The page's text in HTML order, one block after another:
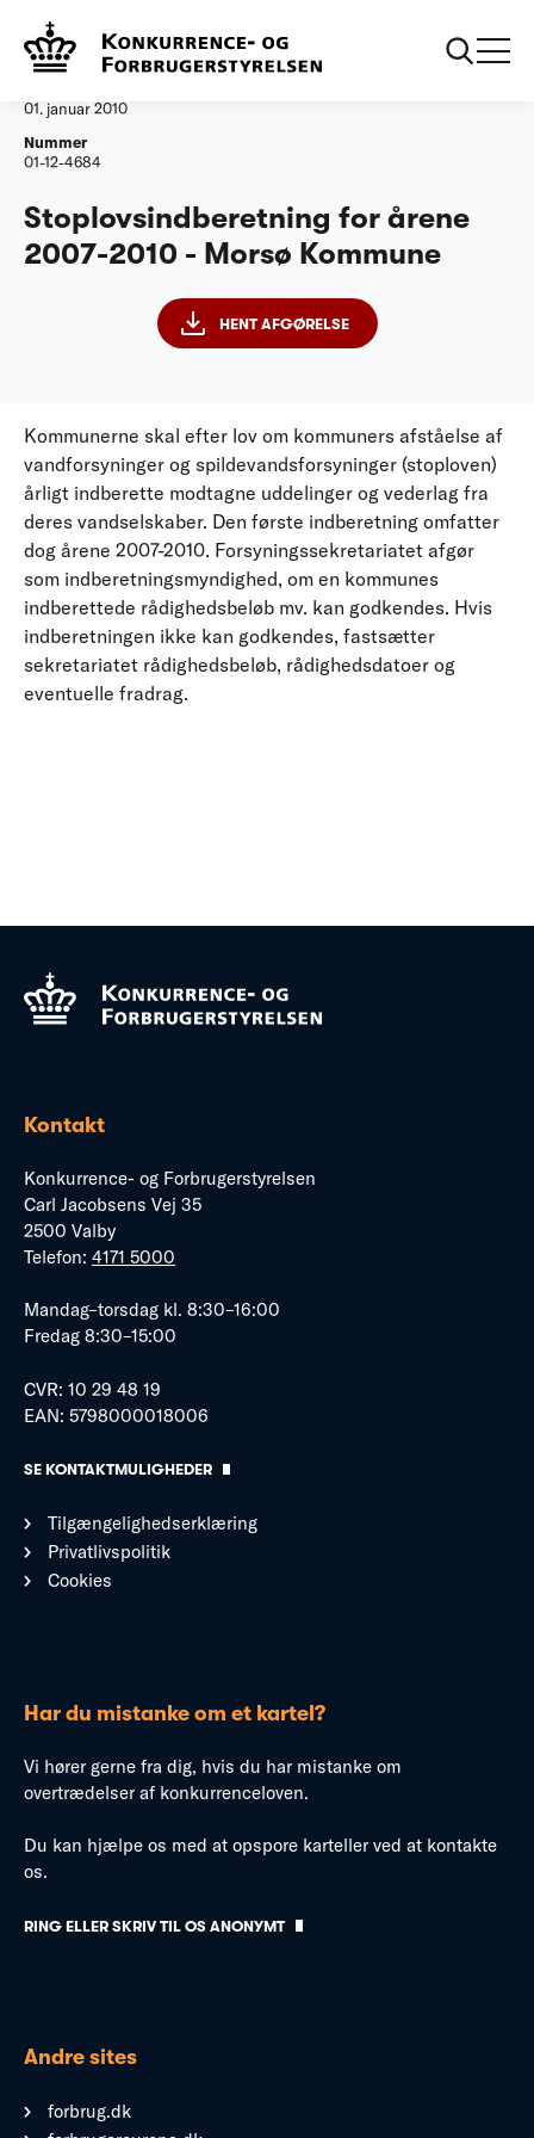
Vandtilsyn
01. januar 2010
Nummer
01-12-4684
Stoplovsindberetning for årene
2007-2010 - Morsø Kommune
HENT AFGØRELSE
Kommunerne skal efter lov om kommuners afståelse af
vandforsyninger og spildevandsforsyninger (stoploven)
årligt indberette modtagne uddelinger og vederlag fra
deres vandselskaber. Den første indberetning omfatter
dog årene 2007-2010. Forsyningssekretariatet afgør
som indberetningsmyndighed, om en kommunes
indberettede rådighedsbeløb mv. kan godkendes. Hvis
indberetningen ikke kan godkendes, fastsætter
sekretariatet rådighedsbeløb, rådighedsdatoer og
eventuelle fradrag.
Kontakt
Konkurrence- og Forbrugerstyrelsen
Carl Jacobsens Vej 35
2500 Valby
Telefon: 4171 5000
Mandag–torsdag kl. 8:30–16:00
Fredag 8:30–15:00
CVR: 10 29 48 19
EAN: 5798000018006
SE KONTAKTMULIGHEDER
Tilgængelighedserklæring
Privatlivspolitik
Cookies
Har du mistanke om et kartel?
Vi hører gerne fra dig, hvis du har mistanke om
overtrædelser af konkurrenceloven.
Du kan hjælpe os med at opspore karteller ved at kontakte
os.
RING ELLER SKRIV TIL OS ANONYMT
Andre sites
forbrug.dk